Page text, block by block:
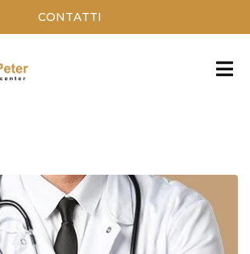
CONTATTI